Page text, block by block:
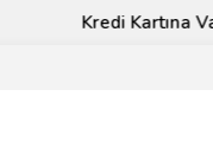
Kredi Kartına